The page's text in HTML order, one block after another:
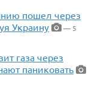
пошел через
Украину
— 5
газа через
паниковать